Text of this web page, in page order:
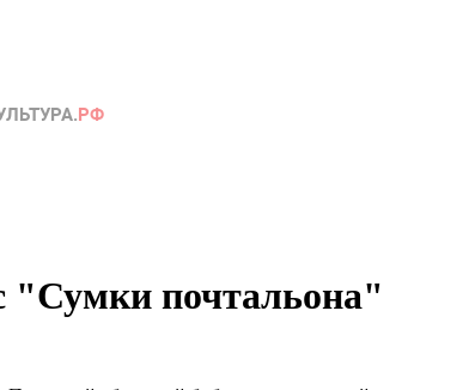
"Сумки почтальона"